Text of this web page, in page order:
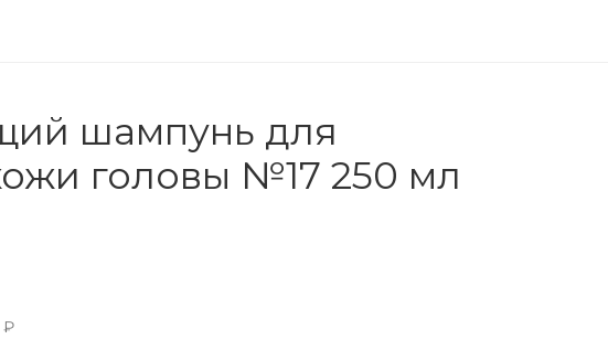
шампунь для
головы №17 250 мл
₽